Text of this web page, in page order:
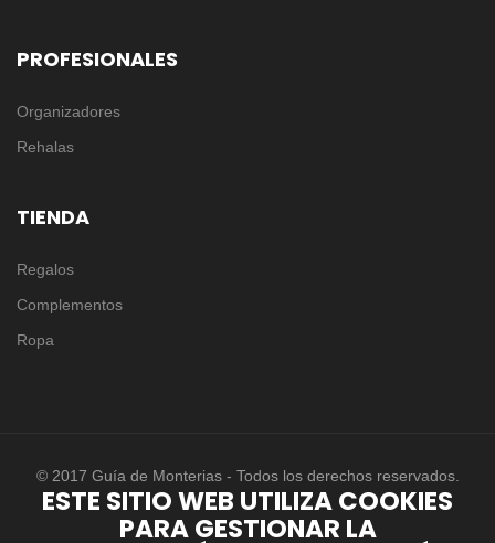
PROFESIONALES
Organizadores
Rehalas
TIENDA
Regalos
Complementos
Ropa
© 2017 Guía de Monterias - Todos los derechos reservados.
ESTE SITIO WEB UTILIZA COOKIES
PARA GESTIONAR LA